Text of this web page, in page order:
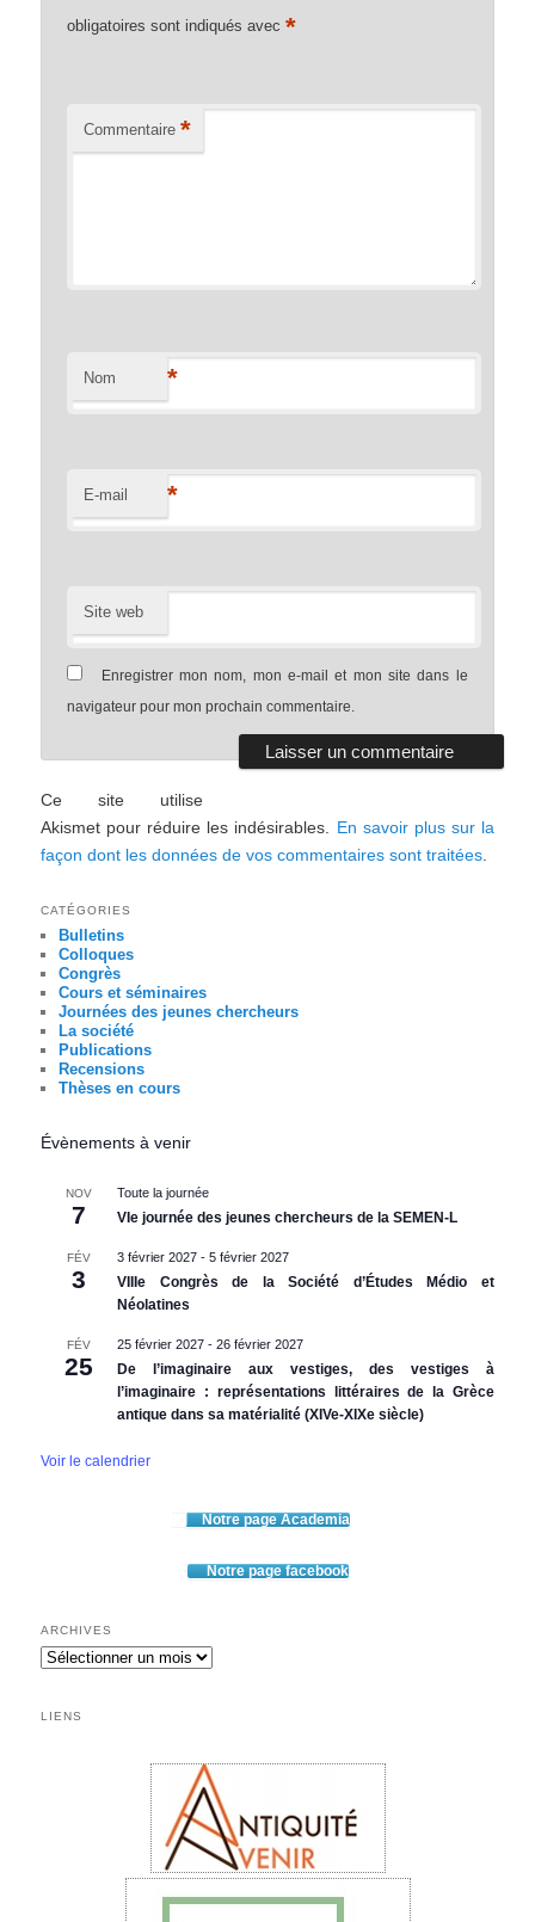
obligatoires sont indiqués avec*
Commentaire *
Nom *
E-mail *
Site web
Enregistrer mon nom, mon e-mail et mon site dans le
navigateur pour mon prochain commentaire.
Ce site utilise
Akismet pour réduire les indésirables. En savoir plus sur la
façon dont les données de vos commentaires sont traitées
CATÉGORIES
Bulletins
Colloques
Congrès
Cours et séminaires
Journées des jeunes chercheurs
La société
Publications
Recensions
Thèses en cours
Évènements à venir
NOV
7
Toute la journée
VIe journée des jeunes chercheurs de la SEMEN-L
FÉV
3
3 février 2027 -5 février 2027
VIIIe Congrès de la Société d’Études Médio et
Néolatines
FÉV
25
25 février 2027 -26 février 2027
De l’imaginaire aux vestiges, des vestiges à
l’imaginaire : représentations littéraires de la Grèce
antique dans sa matérialité (XIVe-XIXe siècle)
Voir le calendrier
Notre page Academia
Notre page facebook
ARCHIVES
LIENS